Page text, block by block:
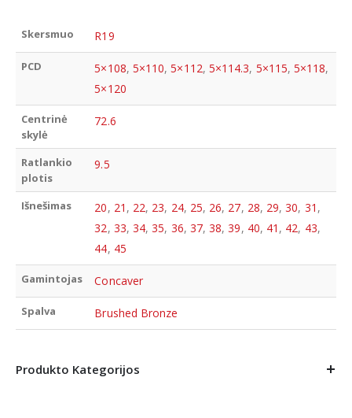
Skersmuo R19
PCD 5×108, 5×110,5×112, 5×114.3, 5×115,5×118,
5×120
Centrinė
skylė
72.6
Ratlankio
plotis
9.5
Išnešimas 20, 21 , 22, 23, 24, 25, 26, 27, 28, 29,30, 31 ,
32, 33, 34,35, 36, 37,38,39, 40, 41 , 42, 43,
44, 45
Gamintojas Concaver
Spalva Brushed Bronze
Produkto Kategorijos